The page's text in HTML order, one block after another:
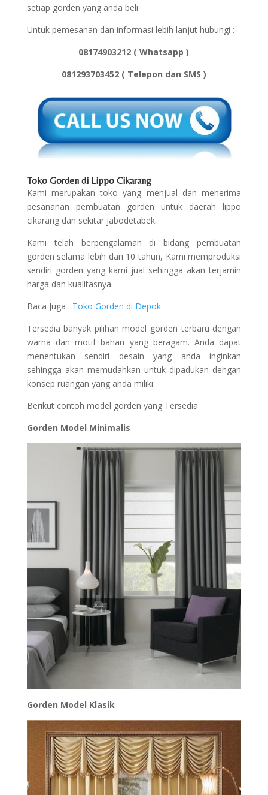
setiap gorden yang anda beli
Untuk pemesanan dan informasi lebih lanjut hubungi :
08174903212 ( Whatsapp )
081293703452 ( Telepon dan SMS )
Toko Gorden di Lippo Cikarang
Kami merupakan toko yang menjual dan menerima
pesananan pembuatan gorden untuk daerah lippo
cikarang dan sekitar jabodetabek.
Kami telah berpengalaman di bidang pembuatan
gorden selama lebih dari 10 tahun, Kami memproduksi
sendiri gorden yang kami jual sehingga akan terjamin
harga dan kualitasnya.
Baca Juga : Toko Gorden di Depok
Tersedia banyak pilihan model gorden terbaru dengan
warna dan motif bahan yang beragam. Anda dapat
menentukan sendiri desain yang anda inginkan
sehingga akan memudahkan untuk dipadukan dengan
konsep ruangan yang anda miliki.
Berikut contoh model gorden yang Tersedia
Gorden Model Minimalis
Gorden Model Klasik